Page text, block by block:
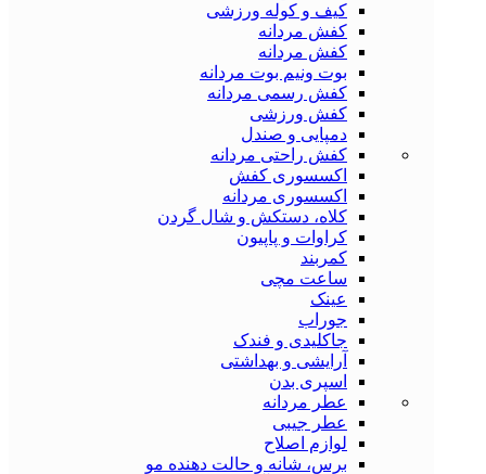
کیف و کوله ورزشی
کفش مردانه
کفش مردانه
بوت ونیم بوت مردانه
کفش رسمی مردانه
کفش ورزشی
دمپایی و صندل
کفش راحتی مردانه
اکسسوری کفش
اکسسوری مردانه
کلاه، دستکش و شال گردن
کراوات و پاپیون
کمربند
ساعت مچی
عینک
جوراب
جاکلیدی و فندک
آرایشی و بهداشتی
اسپری بدن
عطر مردانه
عطر جیبی
لوازم اصلاح
برس، شانه و حالت دهنده مو